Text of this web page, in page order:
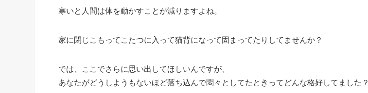
寒いと人間は体を動かすことが減りますよね。
家に閉じこもってこたつに入って猫背になって固まってたりしてませんか？
では、ここでさらに思い出してほしいんですが、
あなたがどうしようもないほど落ち込んで悶々としてたときってどんな格好してました？